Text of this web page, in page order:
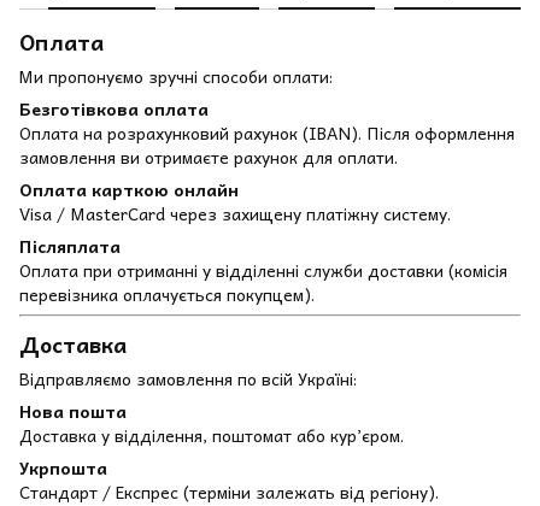
Оплата
Ми пропонуємо зручні способи оплати:
Безготівкова оплата
Оплата на розрахунковий рахунок (IBAN). Після оформлення
замовлення ви отримаєте рахунок для оплати.
Оплата карткою онлайн
Visa / MasterCard через захищену платіжну систему.
Післяплата
Оплата при отриманні у відділенні служби доставки (комісія
перевізника оплачується покупцем).
Доставка
Відправляємо замовлення по всій Україні:
Нова пошта
Доставка у відділення, поштомат або кур’єром.
Укрпошта
Стандарт / Експрес (терміни залежать від регіону).